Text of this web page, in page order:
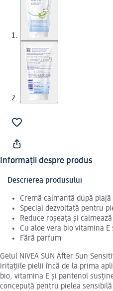
Informații despre produs
Descrierea produsului
Cremă calmantă după plajă
Special dezvoltată pentru
Reduce roșeața și
Cu aloe vera bio vitamina E
Fără parfum
Gelul NIVEA SUN After Sun
iritațiile pielii încă de la prima
bio, vitamina E și pantenol
concepută pentru pielea